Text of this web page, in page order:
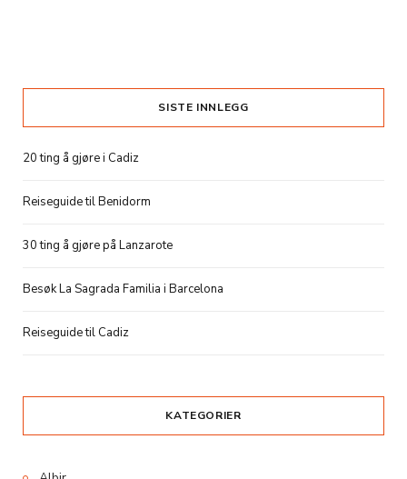
SISTE INNLEGG
20 ting å gjøre i Cadiz
Reiseguide til Benidorm
30 ting å gjøre på Lanzarote
Besøk La Sagrada Familia i Barcelona
Reiseguide til Cadiz
KATEGORIER